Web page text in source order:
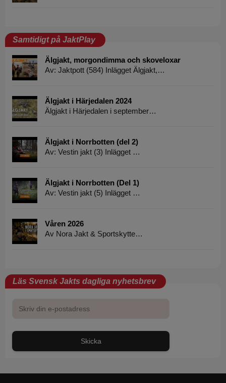
Samtidigt på JaktPlay
Älgjakt, morgondimma och skoveloxar
Av: Jaktpott (584) Inlägget Älgjakt,…
Älgjakt i Härjedalen 2024
Älgjakt i Härjedalen i september…
Älgjakt i Norrbotten (del 2)
Av: Vestin jakt (3) Inlägget …
Älgjakt i Norrbotten (Del 1)
Av: Vestin jakt (5) Inlägget …
Våren 2026
Av Nora Jakt & Sportskytte…
Läs Svensk Jakts dagliga nyhetsbrev
Skicka